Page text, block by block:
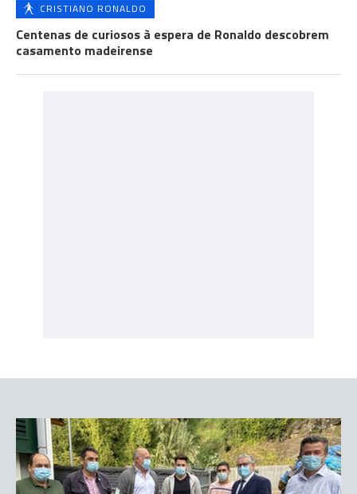
CRISTIANO RONALDO
Centenas de curiosos à espera de Ronaldo descobrem
casamento madeirense